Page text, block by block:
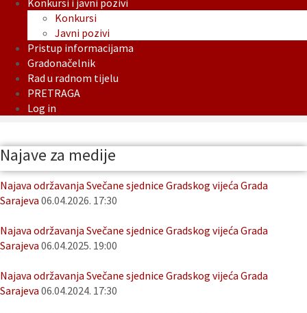
Konkursi i javni pozivi
Konkursi
Javni pozivi
Pristup informacijama
Gradonačelnik
Rad u radnom tijelu
PRETRAGA
Log in
Najave za medije
Najava održavanja Svečane sjednice Gradskog vijeća Grada
Sarajeva 06.04.2026. 17:30
Najava održavanja Svečane sjednice Gradskog vijeća Grada
Sarajeva 06.04.2025. 19:00
Najava održavanja Svečane sjednice Gradskog vijeća Grada
Sarajeva 06.04.2024. 17:30